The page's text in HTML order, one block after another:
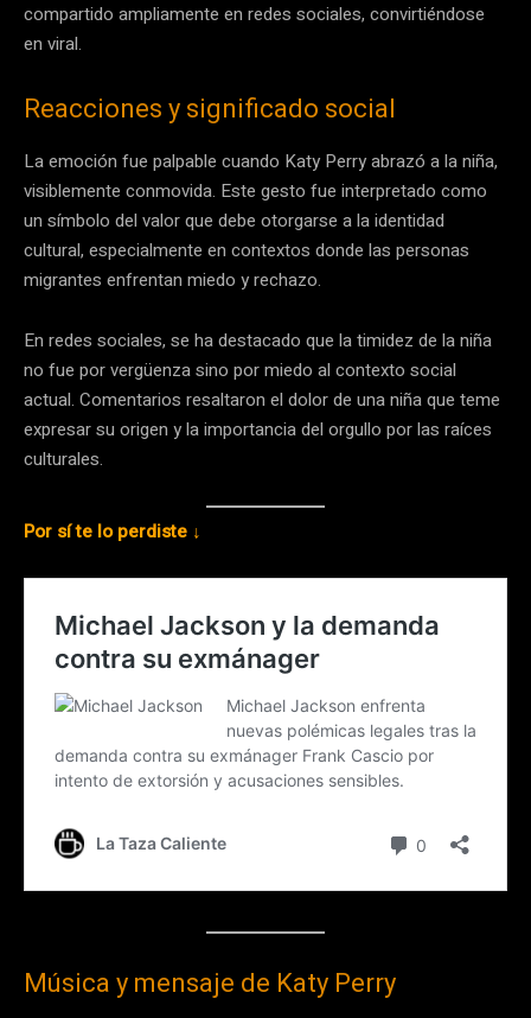
compartido ampliamente en redes sociales, convirtiéndose
en viral.
Reacciones y significado social
La emoción fue palpable cuando Katy Perry abrazó a la niña,
visiblemente conmovida. Este gesto fue interpretado como
un símbolo del valor que debe otorgarse a la identidad
cultural, especialmente en contextos donde las personas
migrantes enfrentan miedo y rechazo.
En redes sociales, se ha destacado que la timidez de la niña
no fue por vergüenza sino por miedo al contexto social
actual. Comentarios resaltaron el dolor de una niña que teme
expresar su origen y la importancia del orgullo por las raíces
culturales.
Por sí te lo perdiste ↓
Música y mensaje de Katy Perry